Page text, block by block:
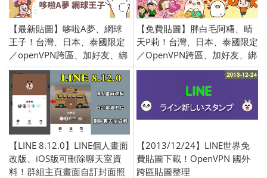
【最新貼圖】哆啦A夢、網球
王子！台灣、日本、泰國限定
／openVPN跨區、加好友、綁
門號／2018/08/30
【免費貼圖】胖白毛阿糬、晴
天P莉！台灣、日本、泰國限定
／OpenVPN跨區、加好友、綁
門號／2020/9/22
【LINE 8.12.0】LINE個人畫面
改版、iOS版可刪除聊天室資
料！群組主頁畫面自訂封面照
【2013/12/24】LINE世界免
費貼圖下載！OpenVPN 國外
跨區貼圖整理